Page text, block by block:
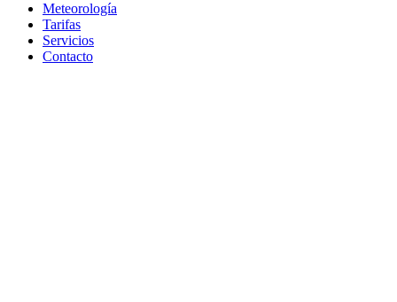
Meteorología
Tarifas
Servicios
Contacto